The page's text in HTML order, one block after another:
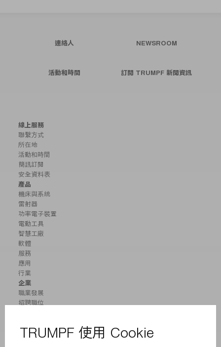
連絡人 NEWSROOM
活動和時間 訂閱 TRUMPF 新聞資訊
線上服務
聯繫方式
所在地
活動和時間
簡訊訂閱
安全資料表
產品
機床與系統
雷射器
功率電子裝置
電動工具
智慧工廠
軟體
服務
應用
行業
企業
職業發展
招聘職位
業務報告